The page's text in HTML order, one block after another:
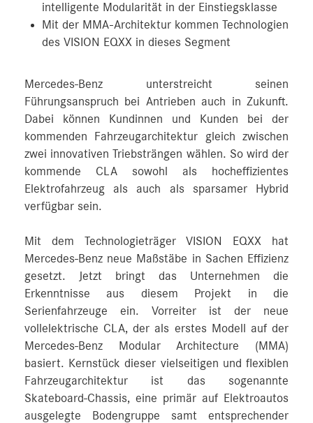
intelligente Modularität in der Einstiegsklasse
Mit der MMA-Architektur kommen Technologien
des VISION EQXX in dieses Segment
Mercedes-Benz unterstreicht seinen
Führungsanspruch bei Antrieben auch in Zukunft.
Dabei können Kundinnen und Kunden bei der
kommenden Fahrzeugarchitektur gleich zwischen
zwei innovativen Triebsträngen wählen. So wird der
kommende CLA sowohl als hocheffizientes
Elektrofahrzeug als auch als sparsamer Hybrid
verfügbar sein.
Mit dem Technologieträger VISION EQXX hat
Mercedes-Benz neue Maßstäbe in Sachen Effizienz
gesetzt. Jetzt bringt das Unternehmen die
Erkenntnisse aus diesem Projekt in die
Serienfahrzeuge ein. Vorreiter ist der neue
vollelektrische CLA, der als erstes Modell auf der
Mercedes-Benz Modular Architecture (MMA)
basiert. Kernstück dieser vielseitigen und flexiblen
Fahrzeugarchitektur ist das sogenannte
Skateboard-Chassis, eine primär auf Elektroautos
ausgelegte Bodengruppe samt entsprechender